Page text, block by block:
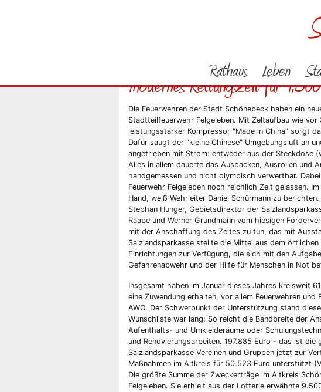
Rathaus Leben
Aus der Chronik
"Kleiner Chinese" pustet
modernes Rettungszelt für
Die Feuerwehren der Stadt Schönebeck haben ein
Stadtteilfeuerwehr Felgeleben. Mit Zeltaufbau wie
leistungsstarker Kompressor "Made in China" sorgt
Dafür saugt der "kleine Chinese" Umgebungsluft an
angetrieben mit Strom: entweder aus der Steckdose
Alles in allem dauerte das Auspacken, Ausrollen und
handgemessen und nicht olympisch verwertbar.
Feuerwehr Felgeleben noch reichlich Zeit gelassen.
Hand, weiß Wehrleiter Daniel Schürmann zu
Stephan Hunger, Gebietsdirektor der
Raabe und Werner Grundmann vom hiesigen
mit der Anschaffung des Zeltes zu tun, das mit
Salzlandsparkasse stellte die Mittel aus dem
Einrichtungen zur Verfügung, die sich mit den
Gefahrenabwehr und der Hilfe für Menschen in Not
Insgesamt haben im Januar dieses Jahres kreisweit
eine Zuwendung erhalten, vor allem Feuerwehren
AWO. Der Schwerpunkt der Unterstützung stand
Wunschliste war lang: So reicht die Bandbreite der
Aufenthalts- und Umkleideräume oder
und Renovierungsarbeiten. 197.885 Euro - das ist die
Salzlandsparkasse Vereinen und Gruppen jetzt zur
Maßnahmen im Altkreis für 50.523 Euro unterstützt
Die größte Summe der Zweckerträge im Altkreis
Felgeleben. Sie erhielt aus der Lotterie erwähnte